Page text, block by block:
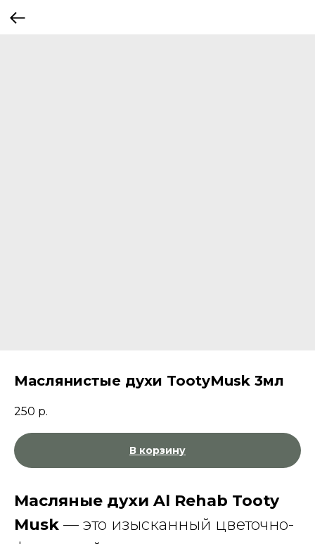
Маслянистые духи TootyMusk 3мл
250 р.
В корзину
Масляные духи Al Rehab Tooty
Musk — это изысканный цветочно-